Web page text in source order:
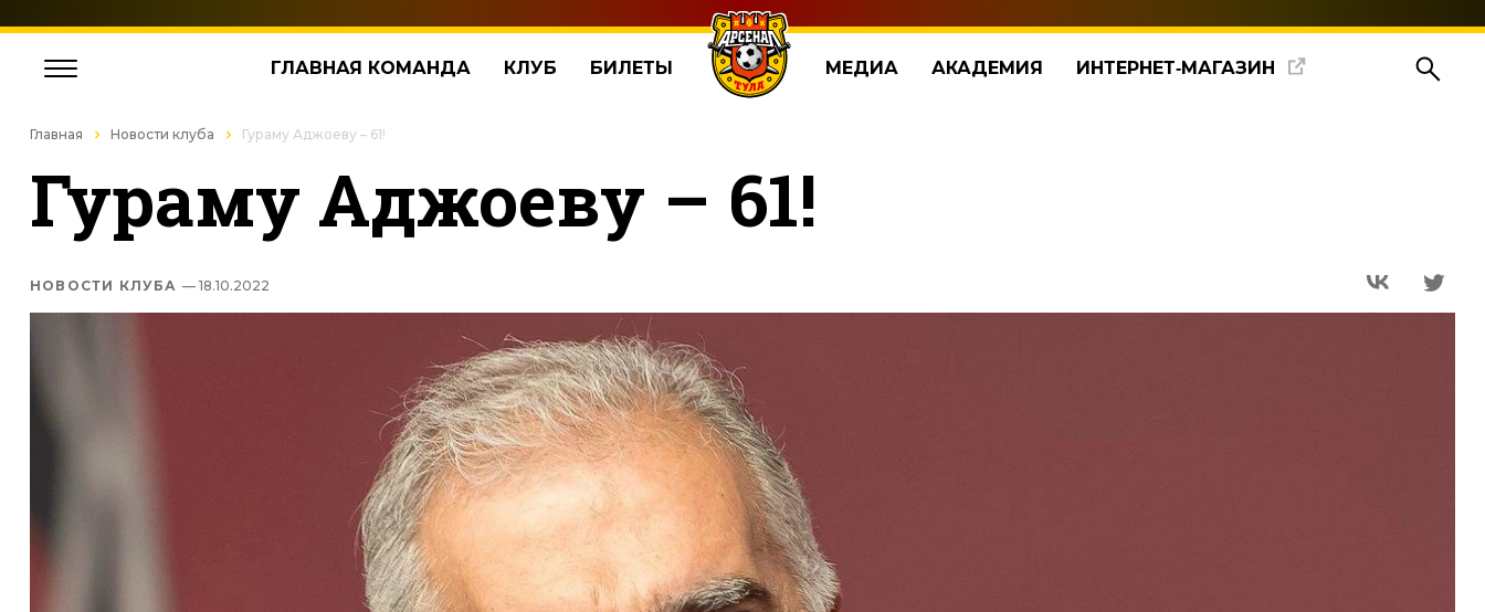
ГЛАВНАЯ КОМАНДА КЛУБ БИЛЕТЫ МЕДИА АКАДЕМИЯ ИНТЕРНЕТ‑МАГАЗИН
Главная Новости клуба Гураму Аджоеву – 61!
Гураму Аджоеву – 61!
НОВОСТИ КЛУБА — 18.10.2022